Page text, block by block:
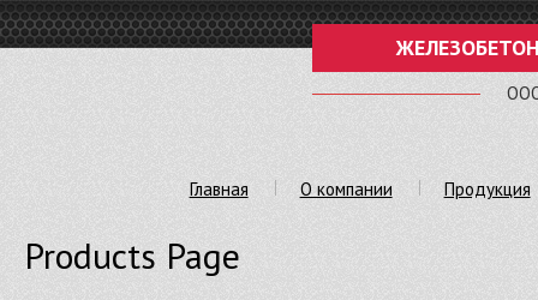
Главная О компании Продукция
Products Page